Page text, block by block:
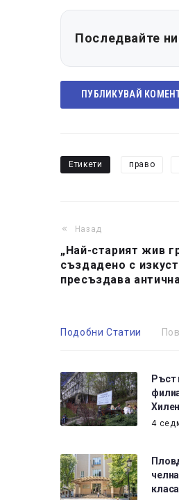
Последвайте
ПУБЛИКУВАЙ
Етикети право
Назад
„Най-старият жив
създадено с
пресъздава
Подобни Статии
Ръст
4